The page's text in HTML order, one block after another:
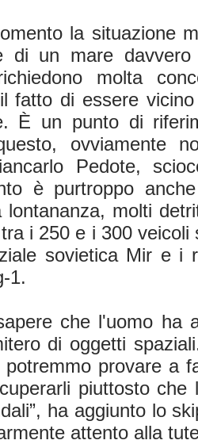
la situazione
di un mare
molta
fatto di essere
È un punto di
ovviamente
Pedote,
è purtroppo
lontananza, molti
i 250 e i 300
sovietica Mir e i
1.
che l'uomo ha
di oggetti
potremmo provare a
piuttosto che
ha aggiunto lo
attento alla